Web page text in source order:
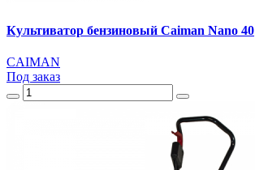
Культиватор бензиновый Caiman Nano 40
CAIMAN
Под заказ